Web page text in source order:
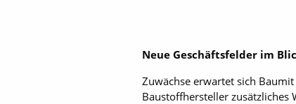
Neue Geschäftsfelder im
Zuwächse erwartet sich
Baustoffhersteller zusätzliches